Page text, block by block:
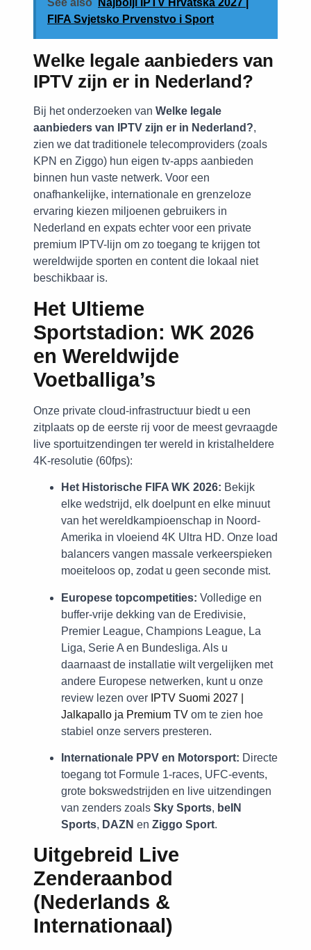
See also
Najbolji IPTV Hrvatska 2027 |
FIFA Svjetsko Prvenstvo i Sport
Welke legale aanbieders van
IPTV zijn er in Nederland?
Bij het onderzoeken van Welke legale
aanbieders van IPTV zijn er in Nederland?,
zien we dat traditionele telecomproviders (zoals
KPN en Ziggo) hun eigen tv-apps aanbieden
binnen hun vaste netwerk. Voor een
onafhankelijke, internationale en grenzeloze
ervaring kiezen miljoenen gebruikers in
Nederland en expats echter voor een private
premium IPTV-lijn om zo toegang te krijgen tot
wereldwijde sporten en content die lokaal niet
beschikbaar is.
Het Ultieme
Sportstadion: WK 2026
en Wereldwijde
Voetballiga’s
Onze private cloud-infrastructuur biedt u een
zitplaats op de eerste rij voor de meest gevraagde
live sportuitzendingen ter wereld in kristalheldere
4K-resolutie (60fps):
Het Historische FIFA WK 2026: Bekijk
elke wedstrijd, elk doelpunt en elke minuut
van het wereldkampioenschap in Noord-
Amerika in vloeiend 4K Ultra HD. Onze load
balancers vangen massale verkeerspieken
moeiteloos op, zodat u geen seconde mist.
Europese topcompetities: Volledige en
buffer-vrije dekking van de Eredivisie,
Premier League, Champions League, La
Liga, Serie A en Bundesliga. Als u
daarnaast de installatie wilt vergelijken met
andere Europese netwerken, kunt u onze
review lezen over IPTV Suomi 2027 |
Jalkapallo ja Premium TV om te zien hoe
stabiel onze servers presteren.
Internationale PPV en Motorsport: Directe
toegang tot Formule 1-races, UFC-events,
grote bokswedstrijden en live uitzendingen
van zenders zoals Sky Sports, beIN
Sports, DAZN en Ziggo Sport.
Uitgebreid Live
Zenderaanbod
(Nederlands &
Internationaal)